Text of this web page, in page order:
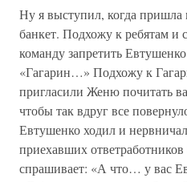
Ну я выступил, когда пришла
банкет. Подхожу к ребятам и
команду запретить
«Гагарин…» Подхожу к
пригласили Женю почитать
чтобы так вдруг все
Евтушенко ходил и
приехавших
спрашивает: «А что… у вас